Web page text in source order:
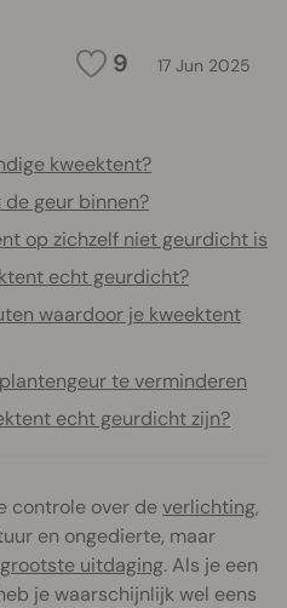
9 17 Jun 2025
kweektent?
geur binnen?
op zichzelf niet geurdicht is
echt geurdicht?
waardoor je kweektent
te verminderen
echt geurdicht zijn?
controle over deverlichting,
en ongedierte, maar
uitdaging. Als je een
je waarschijnlijk wel eens